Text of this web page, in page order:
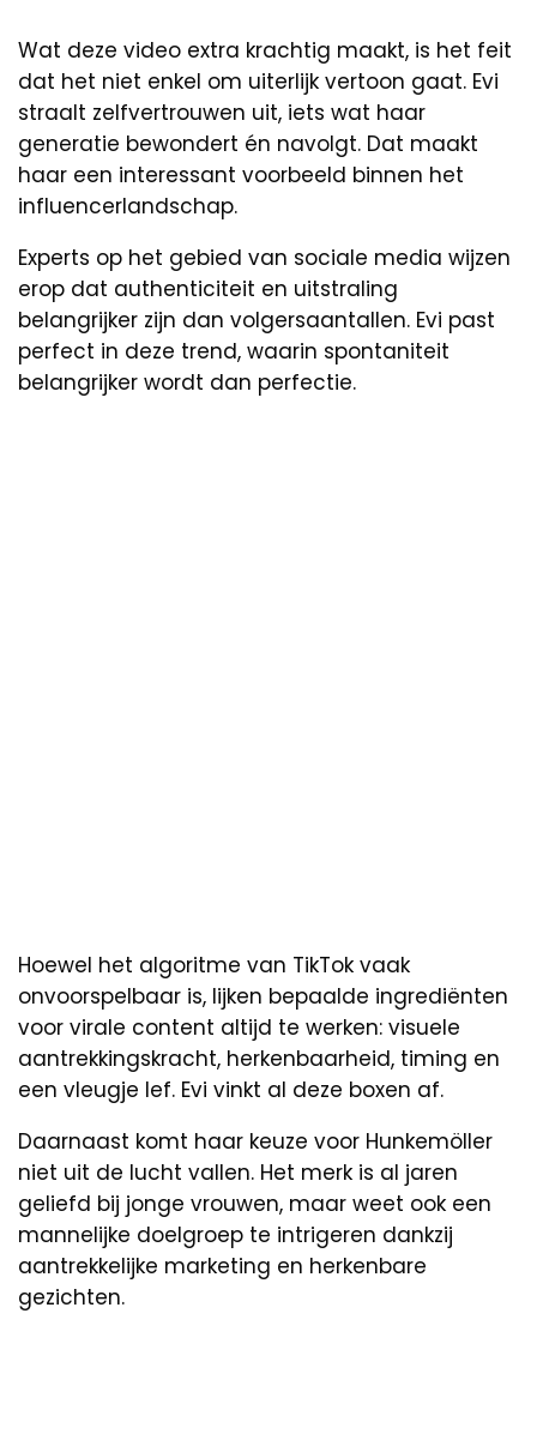
Wat deze video extra krachtig maakt, is het feit
dat het niet enkel om uiterlijk vertoon gaat. Evi
straalt zelfvertrouwen uit, iets wat haar
generatie bewondert én navolgt. Dat maakt
haar een interessant voorbeeld binnen het
influencerlandschap.
Experts op het gebied van sociale media wijzen
erop dat authenticiteit en uitstraling
belangrijker zijn dan volgersaantallen. Evi past
perfect in deze trend, waarin spontaniteit
belangrijker wordt dan perfectie.
Hoewel het algoritme van TikTok vaak
onvoorspelbaar is, lijken bepaalde ingrediënten
voor virale content altijd te werken: visuele
aantrekkingskracht, herkenbaarheid, timing en
een vleugje lef. Evi vinkt al deze boxen af.
Daarnaast komt haar keuze voor Hunkemöller
niet uit de lucht vallen. Het merk is al jaren
geliefd bij jonge vrouwen, maar weet ook een
mannelijke doelgroep te intrigeren dankzij
aantrekkelijke marketing en herkenbare
gezichten.